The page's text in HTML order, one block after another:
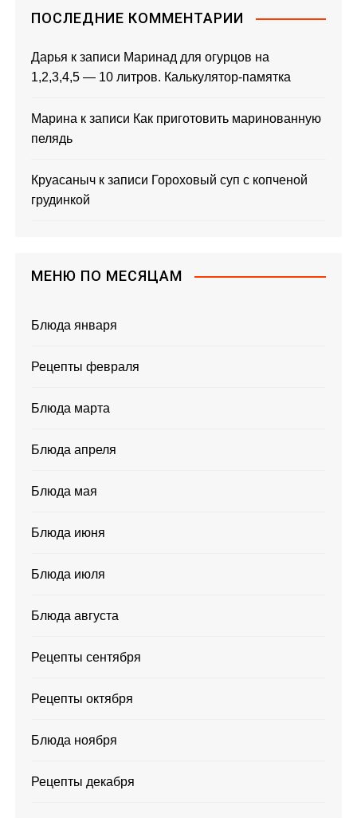
ПОСЛЕДНИЕ КОММЕНТАРИИ
Дарья к записи Маринад для огурцов на
1,2,3,4,5 — 10 литров. Калькулятор-памятка
Марина к записи Как приготовить маринованную
пелядь
Круасаныч к записи Гороховый суп с копченой
грудинкой
МЕНЮ ПО МЕСЯЦАМ
Блюда января
Рецепты февраля
Блюда марта
Блюда апреля
Блюда мая
Блюда июня
Блюда июля
Блюда августа
Рецепты сентября
Рецепты октября
Блюда ноября
Рецепты декабря